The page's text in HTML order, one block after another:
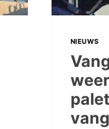
NIEUWS